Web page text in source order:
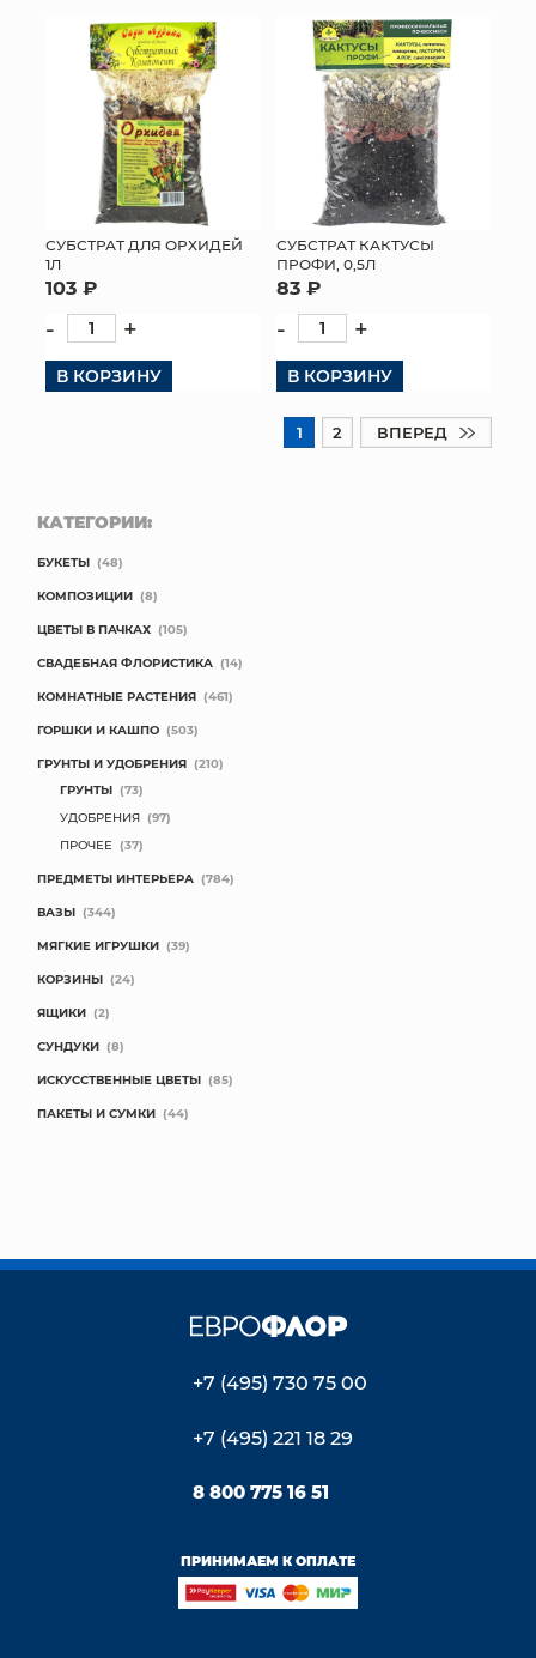
СУБСТРАТ ДЛЯ ОРХИДЕЙ
1Л
103 ₽
- +
В КОРЗИНУ
СУБСТРАТ КАКТУСЫ
ПРОФИ, 0,5Л
83 ₽
- +
В КОРЗИНУ
1 2 ВПЕРЕД
КАТЕГОРИИ:
БУКЕТЫ (48)
КОМПОЗИЦИИ (8)
ЦВЕТЫ В ПАЧКАХ (105)
СВАДЕБНАЯ ФЛОРИСТИКА (14)
КОМНАТНЫЕ РАСТЕНИЯ (461)
ГОРШКИ И КАШПО (503)
ГРУНТЫ И УДОБРЕНИЯ (210)
ГРУНТЫ (73)
УДОБРЕНИЯ (97)
ПРОЧЕЕ (37)
ПРЕДМЕТЫ ИНТЕРЬЕРА (784)
ВАЗЫ (344)
МЯГКИЕ ИГРУШКИ (39)
КОРЗИНЫ (24)
ЯЩИКИ (2)
СУНДУКИ (8)
ИСКУССТВЕННЫЕ ЦВЕТЫ (85)
ПАКЕТЫ И СУМКИ (44)
+7 (495) 730 75 00
+7 (495) 221 18 29
8 800 775 16 51
ПРИНИМАЕМ К ОПЛАТЕ